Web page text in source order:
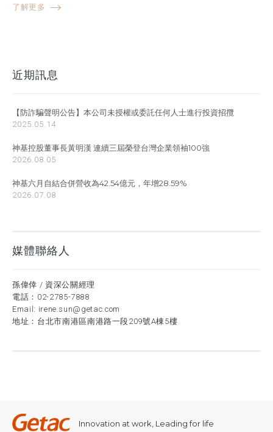
了解更多
近期訊息
【防詐騙聲明公告】本公司未授權或委託任何人士進行投資招攬
2025.05.14
神基控股董事長黃明漢 連續三屆榮登台灣企業領袖100強
2026.08.05
神基六月自結合併營收為42.54億元，年增28.59%
2026.07.08
媒體聯絡人
孫偉倖 / 資深公關經理
電話： 02-2785-7888
Email: irene.sun@getac.com
地址：台北市南港區南港路一段209號A棟5樓
Innovation at work, Leading for life